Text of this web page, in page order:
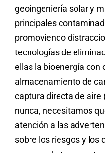
geoingeniería solar y
principales
promoviendo
tecnologías de
ellas la bioenergía con
almacenamiento de
captura directa de aire
nunca, necesitamos
atención a las
sobre los riesgos y los